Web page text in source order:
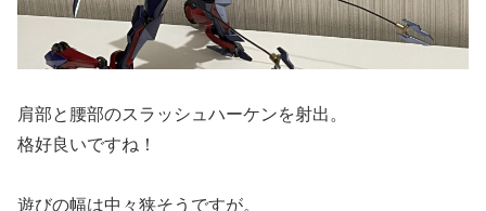
肩部と腰部のスラッシュハーケンを射出。
格好良いですね！
遊びの幅は中々狭そうですが。